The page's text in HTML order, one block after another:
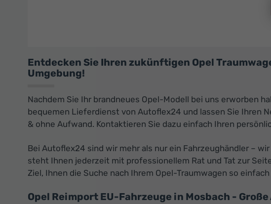
Entdecken Sie Ihren zukünftigen Opel
Umgebung!
Nachdem Sie Ihr brandneues Opel-Modell bei uns erworben
bequemen Lieferdienst von Autoflex24 und lassen Sie Ihren
& ohne Aufwand. Kontaktieren Sie dazu einfach Ihren
Bei Autoflex24 sind wir mehr als nur ein Fahrzeughändler –
steht Ihnen jederzeit mit professionellem Rat und Tat zur
Ziel, Ihnen die Suche nach Ihrem Opel-Traumwagen so
Opel Reimport EU-Fahrzeuge in Mosbach -